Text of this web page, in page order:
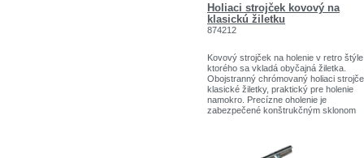
Holiaci strojček kovový na
klasickú žiletku
874212
Kovový strojček na holenie v retro
ktorého sa vkladá obyčajná žiletka.
Obojstranný chrómovaný holiaci
klasické žiletky, praktický pre holenie
namokro. Precízne oholenie je
zabezpečené konštrukčným sklonom